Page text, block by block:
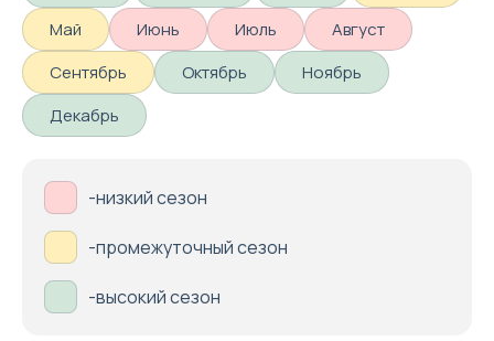
Май
Июнь Июль
Август
Сентябрь
Октябрь
Ноябрь
Декабрь
-низкий сезон
-промежуточный сезон
-высокий сезон